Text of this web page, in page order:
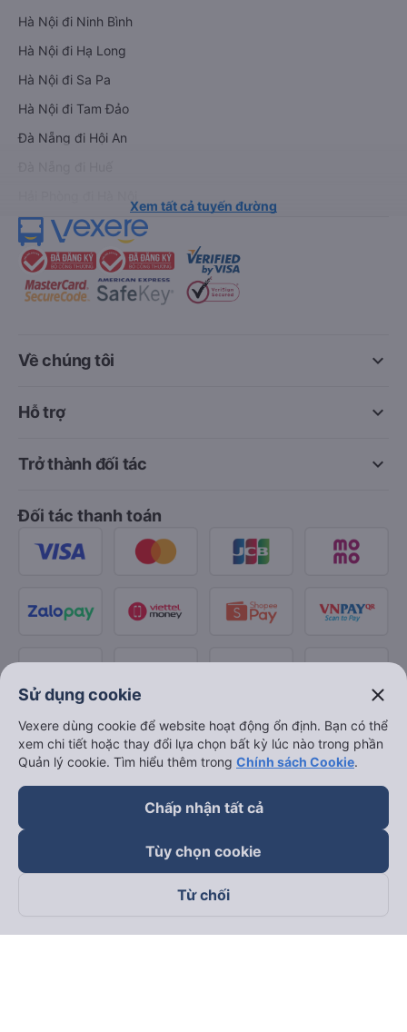
Hà Nội đi Ninh Bình
Hà Nội đi Hạ Long
Hà Nội đi Sa Pa
Hà Nội đi Tam Đảo
Đà Nẵng đi Hội An
Xem tất cả tuyến đường
keyboard_arrow_down
Về chúng tôi
keyboard_arrow_down
Hỗ trợ
keyboard_arrow_down
Trở thành đối tác
Đối tác thanh toán
Theo dõi chúng tôi trên
Sử dụng cookie close
Vexere dùng cookie để website hoạt động ổn định. Bạn có thể
xem chi tiết hoặc thay đổi lựa chọn bất kỳ lúc nào trong phần
Quản lý cookie. Tìm hiểu thêm trong Chính sách Cookie.
Chấp nhận tất cả
Tùy chọn cookie
Từ chối